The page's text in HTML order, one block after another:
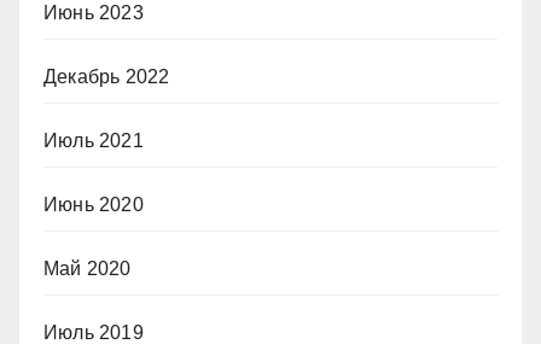
Июнь 2023
Декабрь 2022
Июль 2021
Июнь 2020
Май 2020
Июль 2019